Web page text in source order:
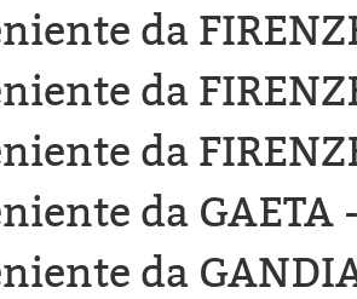
da
da
da
da GAETA
da